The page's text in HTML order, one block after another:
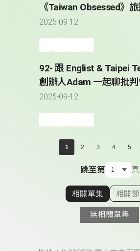
《Taiwan Obsessed》
Sharing His Taiwan
2025-09-12
92- 跟 Englist & Taipei
創辦人Adam 一起聊批判
* Adam Hatch - Founder
2025-09-12
1 2 3 4 5
跳至第 頁
顯示相
相關單集 相關節
無相關單集